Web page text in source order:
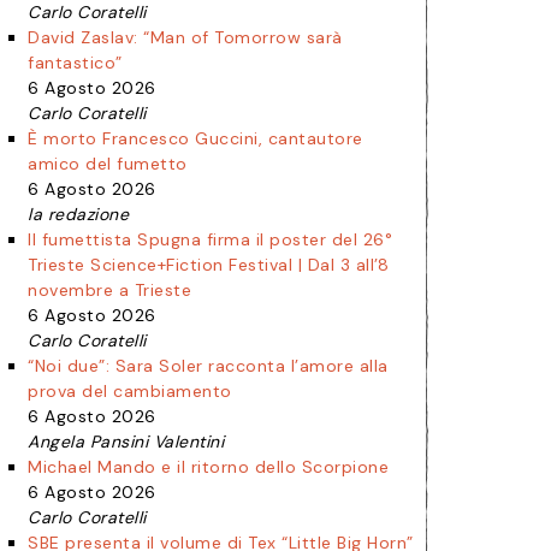
Carlo Coratelli
David Zaslav: “Man of Tomorrow sarà
fantastico”
6 Agosto 2026
Carlo Coratelli
È morto Francesco Guccini, cantautore
amico del fumetto
6 Agosto 2026
la redazione
Il fumettista Spugna firma il poster del 26°
Trieste Science+Fiction Festival | Dal 3 all’8
novembre a Trieste
6 Agosto 2026
Carlo Coratelli
“Noi due”: Sara Soler racconta l’amore alla
prova del cambiamento
6 Agosto 2026
Angela Pansini Valentini
Michael Mando e il ritorno dello Scorpione
6 Agosto 2026
Carlo Coratelli
SBE presenta il volume di Tex “Little Big Horn”